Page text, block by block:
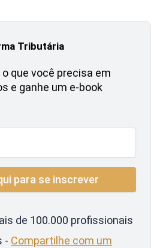
Tributária
que você precisa em
e ganhe um e-book
de 100.000 profissionais
- Compartilhe com um